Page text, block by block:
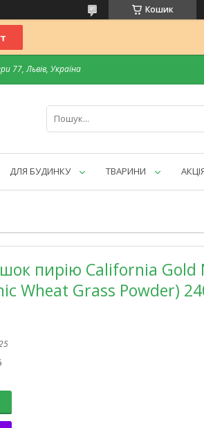
Кошик
77, Львів, Україна
ДЛЯ БУДИНКУ ТВАРИНИ
пирію California
Wheat Grass Powder)